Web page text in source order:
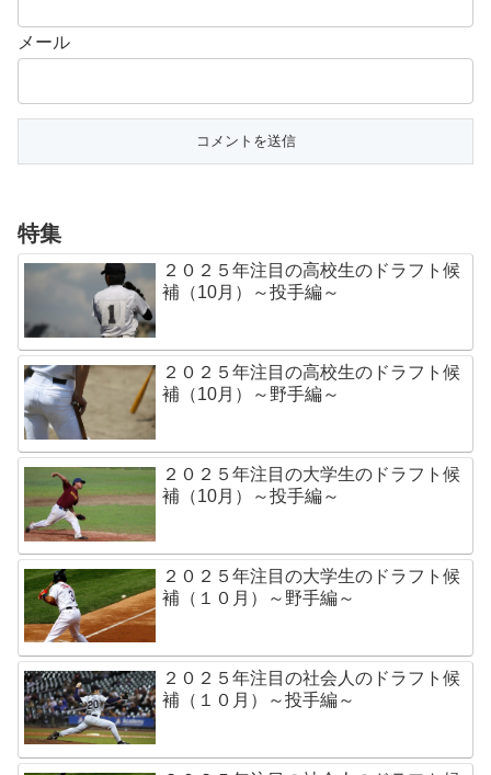
メール
特集
２０２５年注目の高校生のドラフト候
補（10月）～投手編～
２０２５年注目の高校生のドラフト候
補（10月）～野手編～
２０２５年注目の大学生のドラフト候
補（10月）～投手編～
２０２５年注目の大学生のドラフト候
補（１０月）～野手編～
２０２５年注目の社会人のドラフト候
補（１０月）～投手編～